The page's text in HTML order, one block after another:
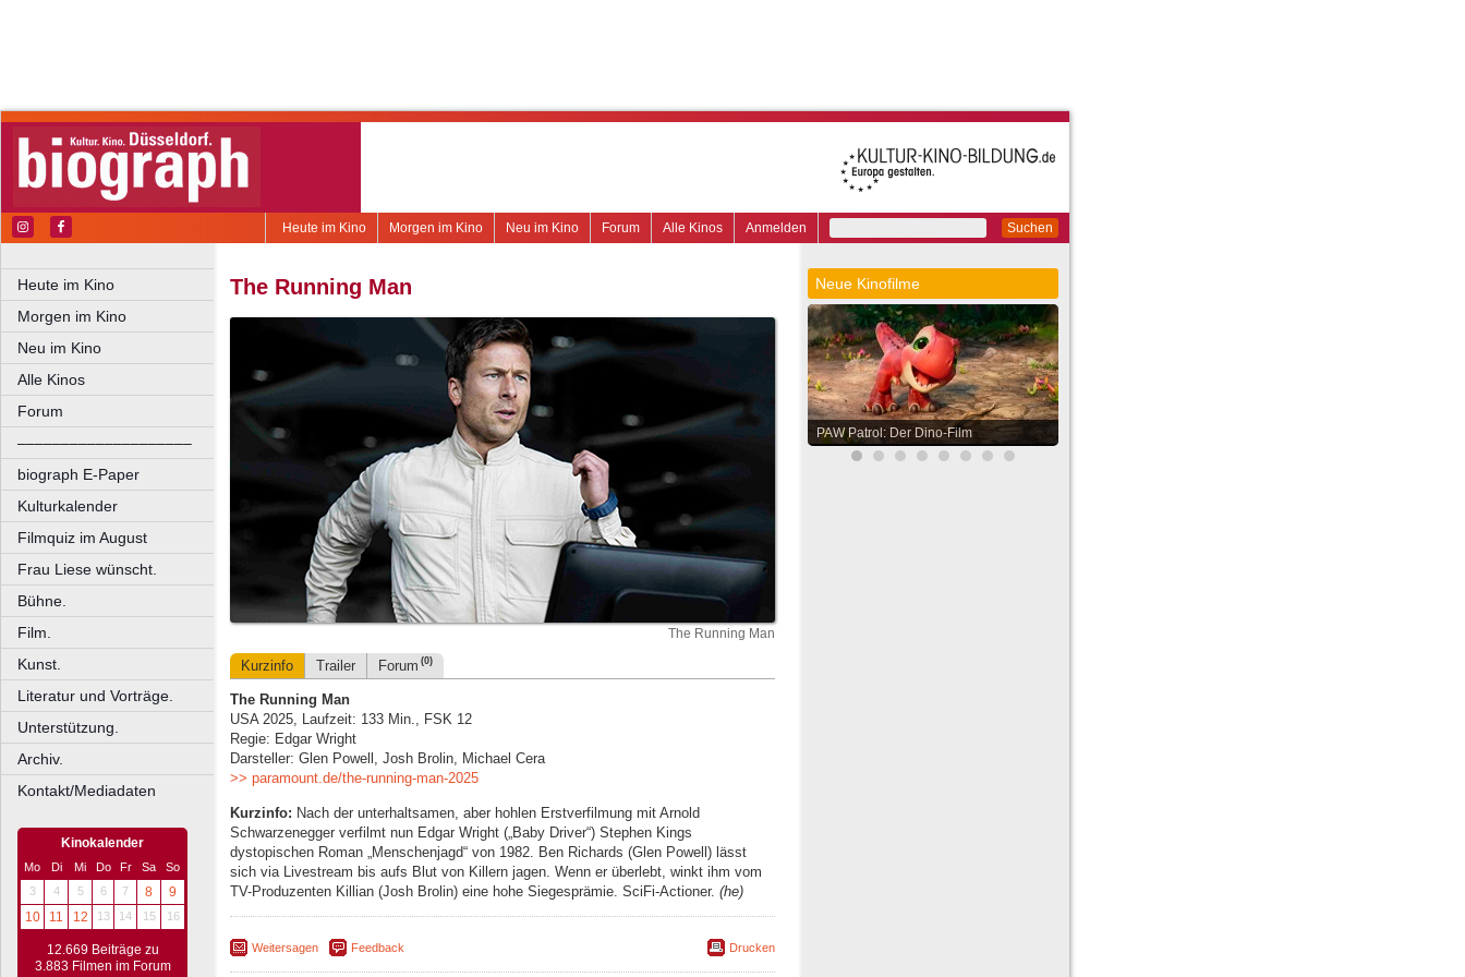
Suchen
Anmelden
Alle Kinos
Forum
Neu im Kino
Morgen im Kino
Heute im Kino
Heute im Kino
Morgen im Kino
Neu im Kino
Alle Kinos
Forum
––––––––––––––––––––
biograph E-Paper
Kulturkalender
Filmquiz im August
Frau Liese wünscht.
Bühne.
Film.
Kunst.
Literatur und Vorträge.
Unterstützung.
Archiv.
Kontakt/Mediadaten
Kinokalender
Mo Di Mi Do Fr Sa
So
3
4 5 6 7 8
9
10
11 12 13 14 15 16
12.669 Beiträge zu
3.883 Filmen im Forum
The Running Man
The Running Man
Kurzinfo Trailer Forum (0)
The Running Man
USA 2025, Laufzeit: 133 Min., FSK 12
Regie: Edgar Wright
Darsteller: Glen Powell, Josh Brolin, Michael Cera
>> paramount.de/the-running-man-2025
Kurzinfo: Nach der unterhaltsamen, aber hohlen Erstverfilmung mit Arnold
Schwarzenegger verfilmt nun Edgar Wright („Baby Driver“) Stephen Kings
dystopischen Roman „Menschenjagd“ von 1982. Ben Richards (Glen Powell) lässt
sich via Livestream bis aufs Blut von Killern jagen. Wenn er überlebt, winkt ihm vom
TV-Produzenten Killian (Josh Brolin) eine hohe Siegesprämie. SciFi-Actioner. (he)
Weitersagen Feedback Drucken
Neue Kinofilme
PAW Patrol: Der Dino-Film